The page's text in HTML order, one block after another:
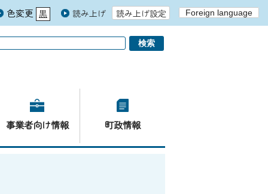
色変更 黒
青
白 読み上げ 読み上げ設定 Foreign language
事業者向け情報 町政情報